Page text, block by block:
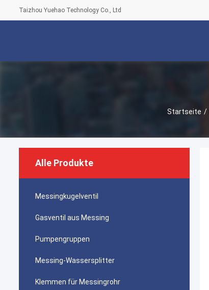
Taizhou Yuehao Technology Co., Ltd
Startseite /
Alle Produkte
Messingkugelventil
Gasventil aus Messing
Pumpengruppen
Messing-Wassersplitter
Klemmen für Messingrohr